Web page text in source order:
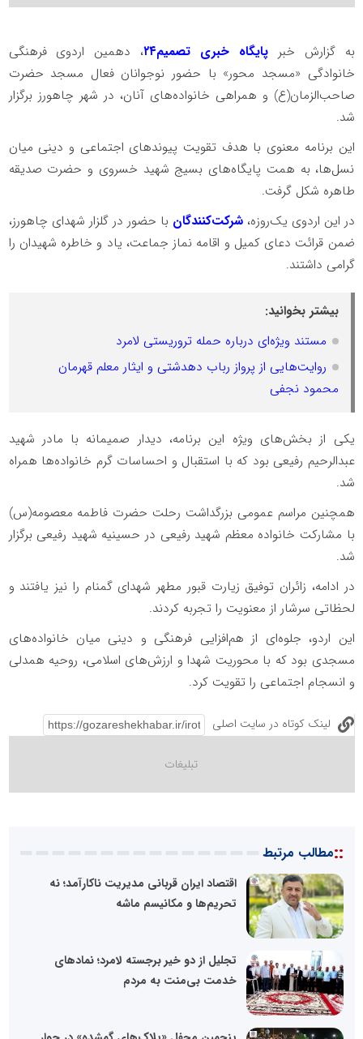
به گزارش خبر پایگاه خبری تصمیم۲۴
، دهمین اردوی فرهنگی
خانوادگی «مسجد محور» با حضور نوجوانان فعال مسجد حضرت
صاحب‌الزمان(ع) و همراهی خانواده‌های آنان، در شهر چاهورز برگزار
شد.
این برنامه معنوی با هدف تقویت پیوندهای اجتماعی و دینی میان
نسل‌ها، به همت پایگاه‌های بسیج شهید خسروی و حضرت صدیقه
طاهره شکل گرفت.
در این اردوی یک‌روزه، شرکت‌کنندگان با حضور در گلزار شهدای چاهورز،
ضمن قرائت دعای کمیل و اقامه نماز جماعت، یاد و خاطره شهیدان را
گرامی داشتند.
بیشتر بخوانید:
مستند ویژه‌ای درباره حمله تروریستی لامرد
روایت‌هایی از پرواز رباب دهدشتی و ایثار معلم قهرمان
محمود نجفی
یکی از بخش‌های ویژه این برنامه، دیدار صمیمانه با مادر شهید
عبدالرحیم رفیعی بود که با استقبال و احساسات گرم خانواده‌ها همراه
شد.
همچنین مراسم عمومی بزرگداشت رحلت حضرت فاطمه معصومه(س)
با مشارکت خانواده معظم شهید رفیعی در حسینیه شهید رفیعی برگزار
شد.
در ادامه، زائران توفیق زیارت قبور مطهر شهدای گمنام را نیز یافتند و
لحظاتی سرشار از معنویت را تجربه کردند.
این اردو، جلوه‌ای از هم‌افزایی فرهنگی و دینی میان خانواده‌های
مسجدی بود که با محوریت شهدا و ارزش‌های اسلامی، روحیه همدلی
و انسجام اجتماعی را تقویت کرد.
لینک کوتاه در سایت اصلی
::مطالب مرتبط
اقتصاد ایران قربانی مدیریت ناکارآمد؛ نه
تحریم‌ها و مکانیسم ماشه
تجلیل از دو خیر برجسته لامرد؛ نمادهای
خدمت بی‌منت به مردم